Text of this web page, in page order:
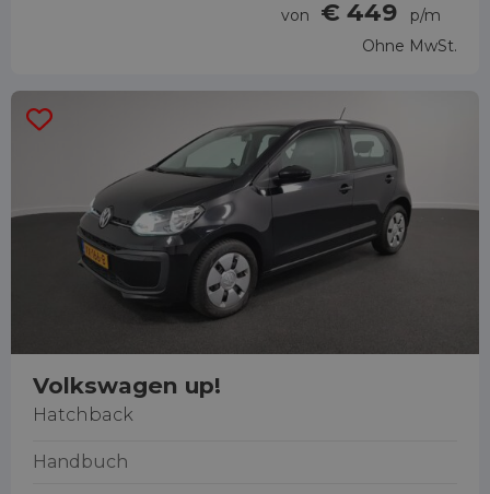
von € 449
p/m
Ohne MwSt.
Volkswagen up!
Hatchback
Handbuch